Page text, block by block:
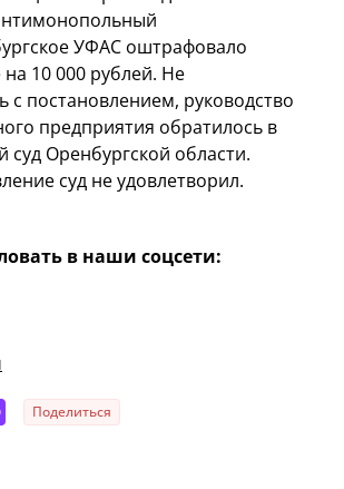
УФАС оштрафовало
10 000 рублей. Не
с постановлением, руководство
предприятия обратилось в
Оренбургской области.
суд не удовлетворил.
в наши соцсети:
Поделиться